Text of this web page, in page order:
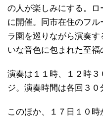
の人が楽しみにする。ロ
に開催。同市在住のフ
ラ園を巡りながら演奏
いな音色に包まれた至福
演奏は１１時、１２時
ジ。演奏時間は各回３０
このほか、１７日１０